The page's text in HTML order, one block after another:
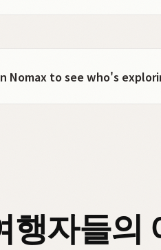
Nomax to see who's
행자들의